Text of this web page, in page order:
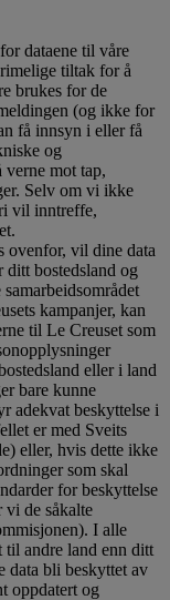
dataene til våre
tiltak for å
brukes for de
(og ikke for
få innsyn i eller få
og
mot tap,
Selv om vi ikke
vil inntreffe,
ovenfor, vil dine data
ditt bostedsland og
kampanjer, kan
til Le Creuset som
eller i land
bare kunne
adekvat beskyttelse i
er med Sveits
eller, hvis dette ikke
som skal
for beskyttelse
vi de såkalte
I alle
til andre land enn ditt
data bli beskyttet av
oppdatert og